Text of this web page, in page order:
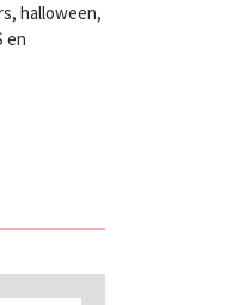
halloween,
en